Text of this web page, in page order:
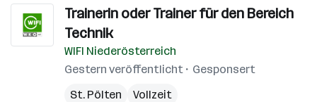
Trainerin oder Trainer für den Bereich
Technik
WIFI Niederösterreich
Gestern veröffentlicht
Gesponsert
St. Pölten
Vollzeit